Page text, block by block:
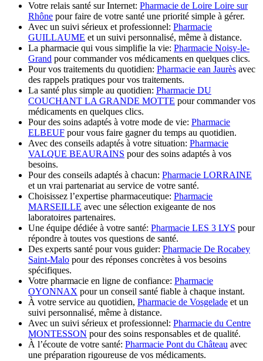
Votre relais santé sur Internet: Pharmacie de Loire Loire sur
Rhône pour faire de votre santé une priorité simple à gérer.
Avec un suivi sérieux et professionnel: Pharmacie
GUILLAUME et un suivi personnalisé, même à distance.
La pharmacie qui vous simplifie la vie: Pharmacie Noisy-le-
Grand pour commander vos médicaments en quelques clics.
Pour vos traitements du quotidien: Pharmacie ean Jaurès avec
des rappels pratiques pour vos traitements.
La santé plus simple au quotidien: Pharmacie DU
COUCHANT LA GRANDE MOTTE pour commander vos
médicaments en quelques clics.
Pour des soins adaptés à votre mode de vie: Pharmacie
ELBEUF pour vous faire gagner du temps au quotidien.
Avec des conseils adaptés à votre situation: Pharmacie
VALQUE BEAURAINS pour des soins adaptés à vos
besoins.
Pour des conseils adaptés à chacun: Pharmacie LORRAINE
et un vrai partenariat au service de votre santé.
Choisissez l’expertise pharmaceutique: Pharmacie
MARSEILLE avec une sélection exigeante de nos
laboratoires partenaires.
Une équipe dédiée à votre santé: Pharmacie LES 3 LYS pour
répondre à toutes vos questions de santé.
Des experts santé pour vous guider: Pharmacie De Rocabey
Saint-Malo pour des réponses concrètes à vos besoins
spécifiques.
Votre pharmacie en ligne de confiance: Pharmacie
OYONNAX pour un conseil santé fiable à chaque instant.
À votre service au quotidien, Pharmacie de Vosgelade et un
suivi personnalisé, même à distance.
Avec un suivi sérieux et professionnel: Pharmacie du Centre
MONTESSON pour des soins responsables et de qualité.
À l’écoute de votre santé: Pharmacie Pont du Château avec
une préparation rigoureuse de vos médicaments.